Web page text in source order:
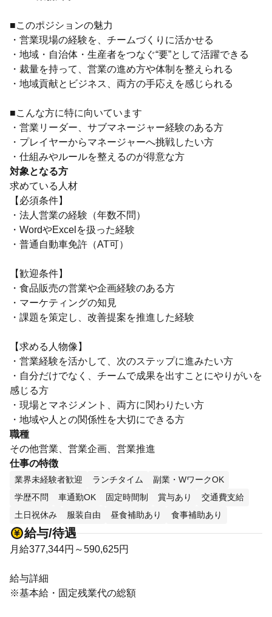
■このポジションの魅力
・営業現場の経験を、チームづくりに活かせる
・地域・自治体・生産者をつなぐ“要”として活躍できる
・裁量を持って、営業の進め方や体制を整えられる
・地域貢献とビジネス、両方の手応えを感じられる
■こんな方に特に向いています
・営業リーダー、サブマネージャー経験のある方
・プレイヤーからマネージャーへ挑戦したい方
・仕組みやルールを整えるのが得意な方
対象となる方
求めている人材
【必須条件】
・法人営業の経験（年数不問）
・WordやExcelを扱った経験
・普通自動車免許（AT可）
【歓迎条件】
・食品販売の営業や企画経験のある方
・マーケティングの知見
・課題を策定し、改善提案を推進した経験
【求める人物像】
・営業経験を活かして、次のステップに進みたい方
・自分だけでなく、チームで成果を出すことにやりがいを
感じる方
・現場とマネジメント、両方に関わりたい方
・地域や人との関係性を大切にできる方
職種
その他営業、営業企画、営業推進
仕事の特徴
業界未経験者歓迎 ランチタイム
副業・WワークOK
学歴不問
車通勤OK 固定時間制 賞与あり
交通費支給
土日祝休み
服装自由 昼食補助あり 食事補助あり
給与/待遇
月給377,344円～590,625円
給与詳細
※基本給・固定残業代の総額